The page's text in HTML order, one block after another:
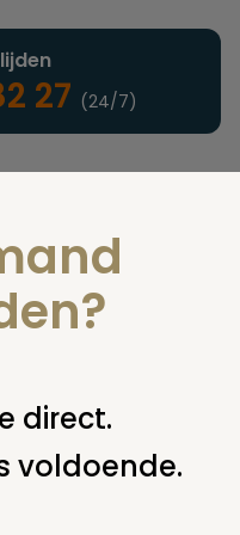
27 (24/7)
nalatenschap
direct.
voldoende.